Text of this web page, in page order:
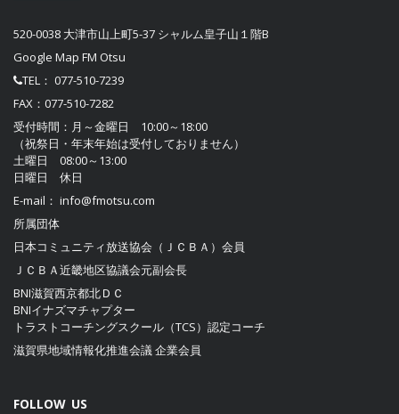
520-0038 大津市山上町5-37 シャルム皇子山１階B
Google Map FM Otsu
TEL： 077-510-7239
FAX：077-510-7282
受付時間：月～金曜日 10:00～18:00
（祝祭日・年末年始は受付しておりません）
土曜日 08:00～13:00
日曜日 休日
E-mail： info@fmotsu.com
所属団体
日本コミュニティ放送協会（ＪＣＢＡ） 会員
ＪＣＢＡ近畿地区協議会元副会長
BNI滋賀西京都北ＤＣ
BNIイナズマチャプター
トラストコーチングスクール（TCS）認定コーチ
滋賀県地域情報化推進会議企業会員
FOLLOW US